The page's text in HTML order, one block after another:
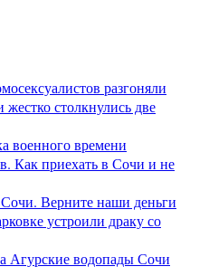
разгоняли
столкнулись две
военного времени
Как приехать в Сочи и не
Верните наши деньги
устроили драку со
Агурские водопады Сочи